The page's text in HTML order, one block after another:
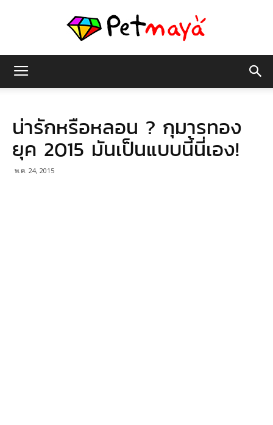
มายา
น่ารักหรือหลอน ? กุมารทอง
ยุค 2015 มันเป็นแบบนี้นี่เอง!
พ.ค. 24, 2015